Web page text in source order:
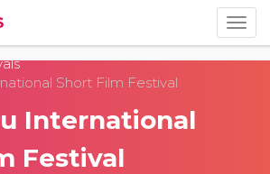
Short Film Festival
International
Festival